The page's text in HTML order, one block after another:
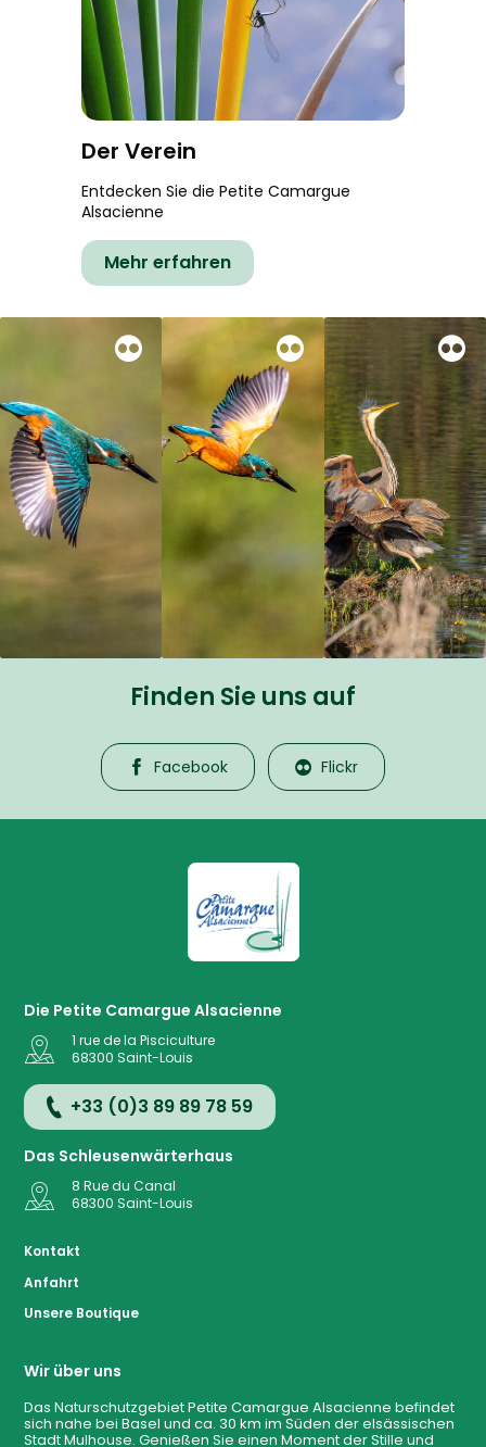
Der Verein
Entdecken Sie die Petite Camargue
Alsacienne
Mehr erfahren
Finden Sie uns auf
Facebook Flickr
La Petite Camargue
Die Petite Camargue Alsacienne
1 rue de la Pisciculture
68300 Saint-Louis
+33 (0)3 89 89 78 59
Das Schleusenwärterhaus
8 Rue du Canal
68300 Saint-Louis
Kontakt
Anfahrt
Unsere Boutique
Wir über uns
Das Naturschutzgebiet Petite Camargue Alsacienne befindet
sich nahe bei Basel und ca. 30 km im Süden der elsässischen
Stadt Mulhouse. Genießen Sie einen Moment der Stille und